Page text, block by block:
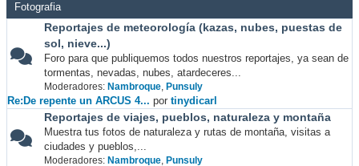
Fotografia
Reportajes de meteorología (kazas, nubes, puestas de
sol, nieve...)
Foro para que publiquemos todos nuestros reportajes, ya sean de
tormentas, nevadas, nubes, atardeceres...
Moderadores: Nambroque, Punsuly
Re:De repente un ARCUS 4... por tinydicarl
Reportajes de viajes, pueblos, naturaleza y montaña
Muestra tus fotos de naturaleza y rutas de montaña, visitas a
ciudades y pueblos,...
Moderadores: Nambroque, Punsuly